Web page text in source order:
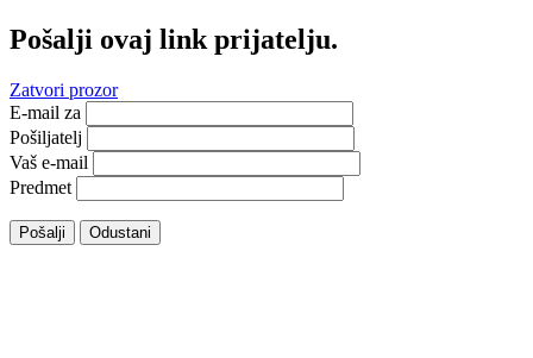
Pošalji ovaj link prijatelju.
Zatvori prozor
E-mail za
Pošiljatelj
Vaš e-mail
Predmet
Pošalji Odustani